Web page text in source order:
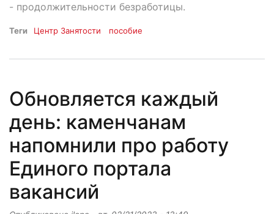
- продолжительности безработицы.
Теги Центр Занятости пособие
Обновляется каждый
день: каменчанам
напомнили про работу
Единого портала
вакансий